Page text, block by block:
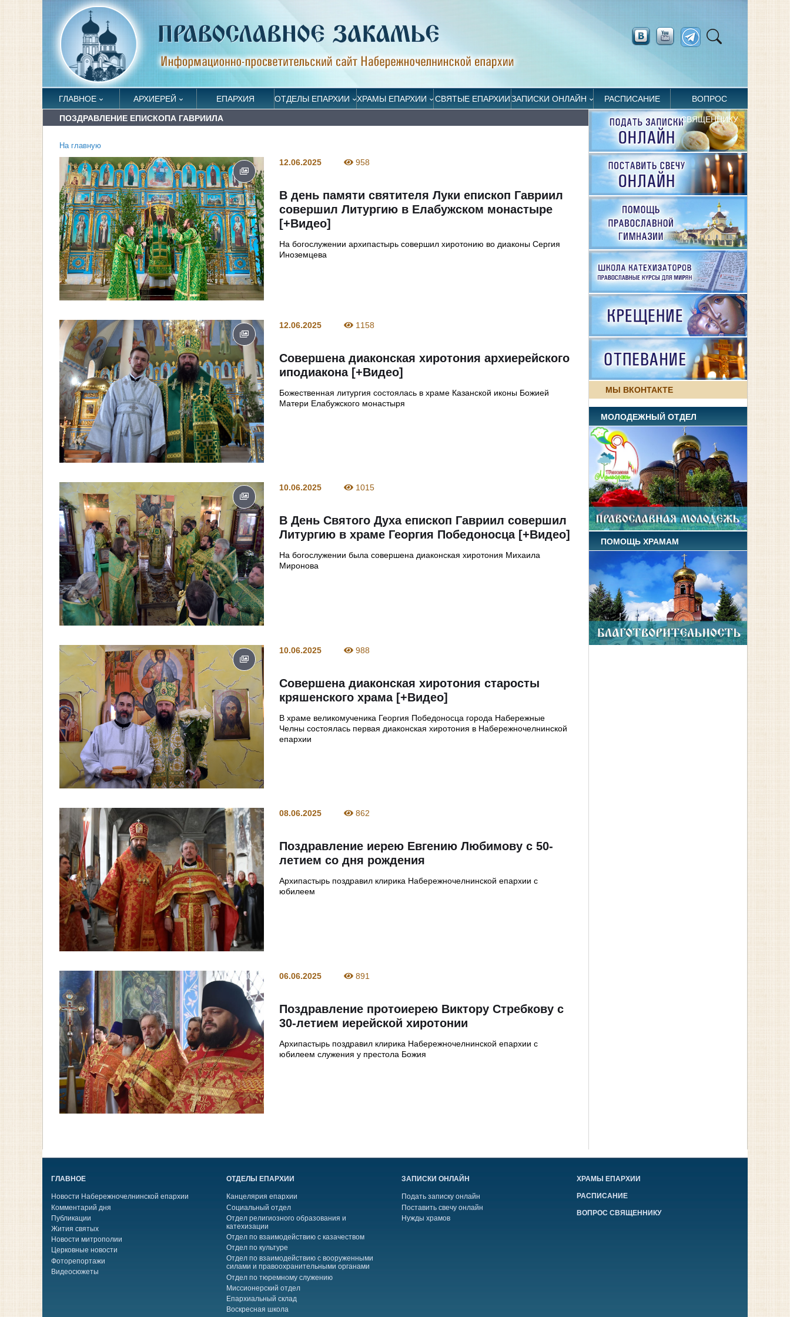
ГЛАВНОЕ АРХИЕРЕЙ ЕПАРХИЯ ОТДЕЛЫ ЕПАРХИИ ХРАМЫ ЕПАРХИИ СВЯТЫЕ ЕПАРХИИЗАПИСКИ ОНЛАЙН РАСПИСАНИЕ ВОПРОС
СВЯЩЕННИКУ
ПОЗДРАВЛЕНИЕ ЕПИСКОПА ГАВРИИЛА
На главную
12.06.2025 958
В день памяти святителя Луки епископ Гавриил
совершил Литургию в Елабужском монастыре
[+Видео]
На богослужении архипастырь совершил хиротонию во диаконы Сергия
Иноземцева
12.06.2025 1158
Совершена диаконская хиротония архиерейского
иподиакона [+Видео]
Божественная литургия состоялась в храме Казанской иконы Божией
Матери Елабужского монастыря
10.06.2025 1015
В День Святого Духа епископ Гавриил совершил
Литургию в храме Георгия Победоносца [+Видео]
На богослужении была совершена диаконская хиротония Михаила
Миронова
10.06.2025 988
Совершена диаконская хиротония старосты
кряшенского храма [+Видео]
В храме великомученика Георгия Победоносца города Набережные
Челны состоялась первая диаконская хиротония в Набережночелнинской
епархии
08.06.2025 862
Поздравление иерею Евгению Любимову с 50-
летием со дня рождения
Архипастырь поздравил клирика Набережночелнинской епархии с
юбилеем
06.06.2025 891
Поздравление протоиерею Виктору Стребкову с
30-летием иерейской хиротонии
Архипастырь поздравил клирика Набережночелнинской епархии с
юбилеем служения у престола Божия
МЫ ВКОНТАКТЕ
МОЛОДЕЖНЫЙ ОТДЕЛ
ПОМОЩЬ ХРАМАМ
ГЛАВНОЕ
Новости Набережночелнинской епархии
Комментарий дня
Публикации
Жития святых
Новости митрополии
Церковные новости
Фоторепортажи
Видеосюжеты
ОТДЕЛЫ ЕПАРХИИ
Канцелярия епархии
Социальный отдел
Отдел религиозного образования и
катехизации
Отдел по взаимодействию с казачеством
Отдел по культуре
Отдел по взаимодействию с вооруженными
силами и правоохранительными органами
Отдел по тюремному служению
Миссионерский отдел
Епархиальный склад
Воскресная школа
ЗАПИСКИ ОНЛАЙН
Подать записку онлайн
Поставить свечу онлайн
Нужды храмов
ХРАМЫ ЕПАРХИИ
РАСПИСАНИЕ
ВОПРОС СВЯЩЕННИКУ